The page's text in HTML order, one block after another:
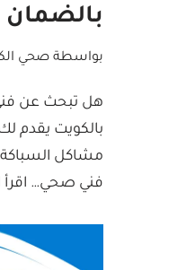
بالضمان
بواسطة صحي
هل تبحث عن
بالكويت يقدم
مشاكل السباكة
فني صحي…